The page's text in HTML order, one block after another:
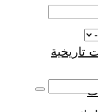
تاريخية